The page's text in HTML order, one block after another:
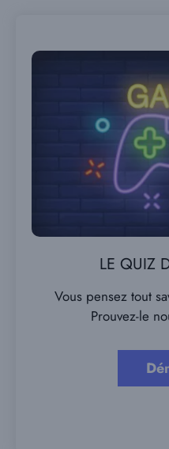
LE QUIZ
Vous pensez tout
Prouvez-le